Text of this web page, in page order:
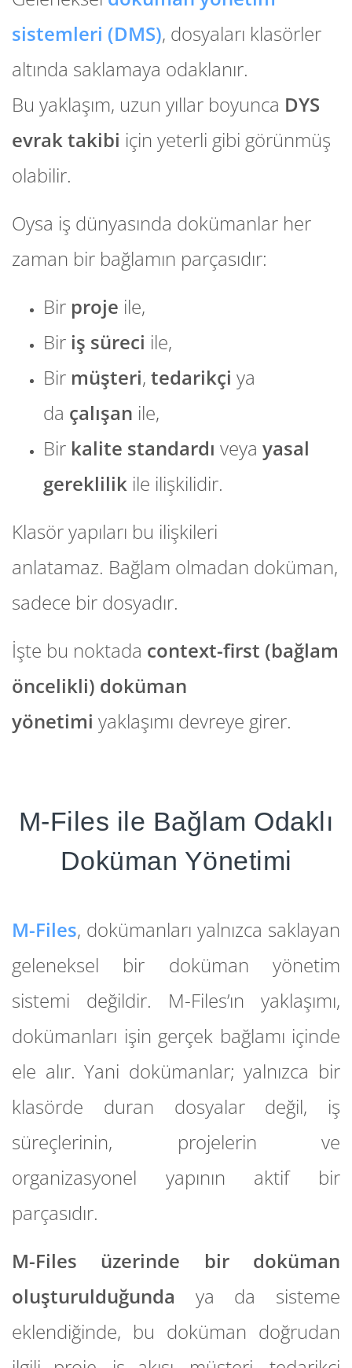
sistemleri (DMS), dosyaları klasörler
altında saklamaya odaklanır.
Bu yaklaşım, uzun yıllar boyunca DYS
evrak takibi için yeterli gibi görünmüş
olabilir.
Oysa iş dünyasında dokümanlar her
zaman bir bağlamın parçasıdır:
Bir proje ile,
Bir iş süreci ile,
Bir müşteri, tedarikçi ya
da çalışan ile,
Bir kalite standardı veya yasal
gereklilik ile ilişkilidir.
Klasör yapıları bu ilişkileri
anlatamaz. Bağlam olmadan doküman,
sadece bir dosyadır.
İşte bu noktada context-first (bağlam
öncelikli) doküman
yönetimi yaklaşımı devreye girer.
M-Files ile Bağlam Odaklı
Doküman Yönetimi
M-Files, dokümanları yalnızca saklayan
geleneksel bir doküman yönetim
sistemi değildir. M-Files’ın yaklaşımı,
dokümanları işin gerçek bağlamı içinde
ele alır. Yani dokümanlar; yalnızca bir
klasörde duran dosyalar değil, iş
süreçlerinin, projelerin ve
organizasyonel yapının aktif bir
parçasıdır.
M-Files üzerinde bir doküman
oluşturulduğunda ya da sisteme
eklendiğinde, bu doküman doğrudan